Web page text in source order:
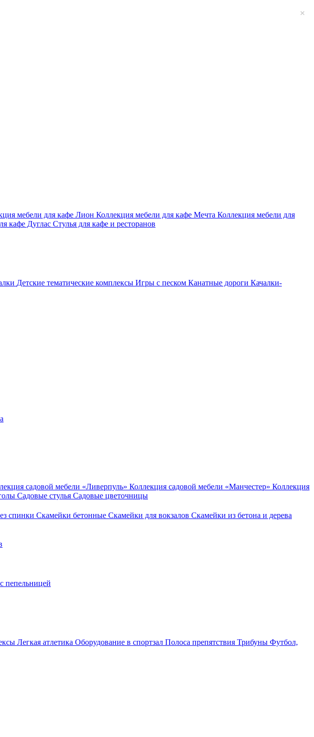
мебели для кафе Лион Коллекция мебели для кафе Мечта Коллекция мебели для
кафе Дуглас Стулья для кафе и ресторанов
Детские тематические комплексы Игры с песком Канатные дороги Качалки-
садовой мебели «Ливерпуль» Коллекция садовой мебели «Манчестер» Коллекция
Садовые стулья Садовые цветочницы
спинки Скамейки бетонные Скамейки для вокзалов Скамейки из бетона и дерева
пепельницей
Легкая атлетика Оборудование в спортзал Полоса препятствия Трибуны Футбол,